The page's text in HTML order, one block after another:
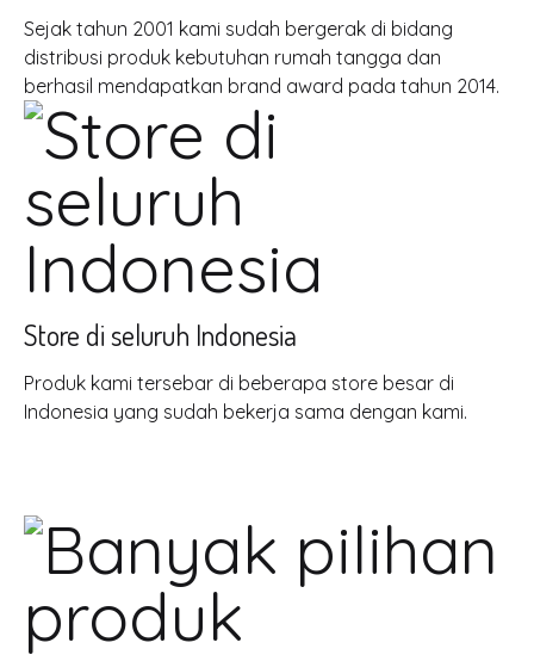
Sejak tahun 2001 kami sudah bergerak di bidang
distribusi produk kebutuhan rumah tangga dan
berhasil mendapatkan brand award pada tahun 2014.
Store di seluruh Indonesia
Produk kami tersebar di beberapa store besar di
Indonesia yang sudah bekerja sama dengan kami.